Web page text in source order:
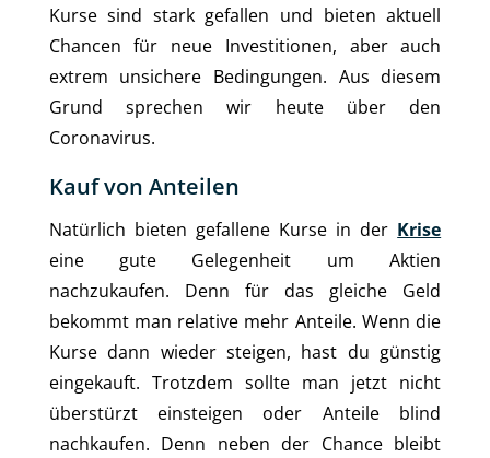
Kurse sind stark gefallen und bieten aktuell
Chancen für neue Investitionen, aber auch
extrem unsichere Bedingungen. Aus diesem
Grund sprechen wir heute über den
Coronavirus.
Kauf von Anteilen
Natürlich bieten gefallene Kurse in der Krise
eine gute Gelegenheit um Aktien
nachzukaufen. Denn für das gleiche Geld
bekommt man relative mehr Anteile. Wenn die
Kurse dann wieder steigen, hast du günstig
eingekauft. Trotzdem sollte man jetzt nicht
überstürzt einsteigen oder Anteile blind
nachkaufen. Denn neben der Chance bleibt